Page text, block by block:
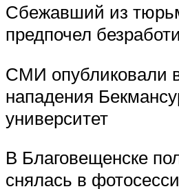
Сбежавший из
предпочел
СМИ опубликовали
нападения
университет
В Благовещенске
снялась в